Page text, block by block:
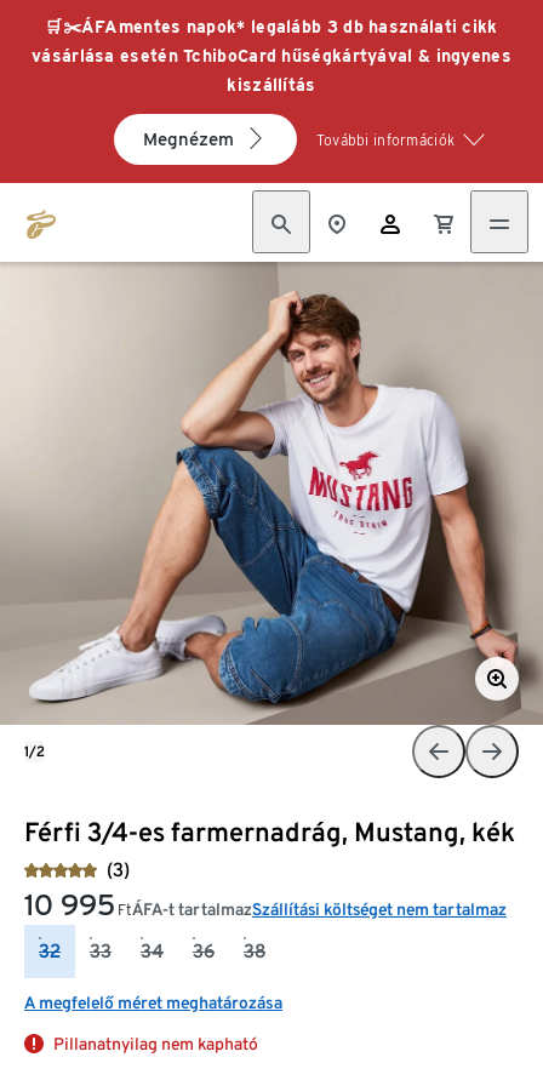
🛒✂️ÁFAmentes napok* legalább 3 db használati cikk
vásárlása esetén TchiboCard hűségkártyával & ingyenes
kiszállítás
Megnézem További információk
Férfi 3/4-es farmernadrág, Mustang, kék
(3)
10 995 FtÁFA-t tartalmazSzállítási költséget nem tartalmaz
32 33 34 36 38
A megfelelő méret meghatározása
Pillanatnyilag nem kapható
1/2